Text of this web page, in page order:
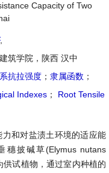
Capacity of Two
,
筑学院，陕西 汉中
抗拉强度 ； 隶属函数 ；
Indexes ；
Root Tensile
和对盐渍土环境的适应能
披碱草(Elymus nutans
试植物，通过室内种植的